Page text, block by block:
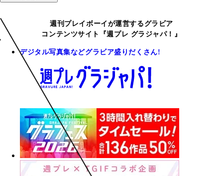
週刊プレイボーイが運営するグラビア
コンテンツサイト『週プレ グラジャパ！』
デジタル写真集などグラビア盛りだくさん!